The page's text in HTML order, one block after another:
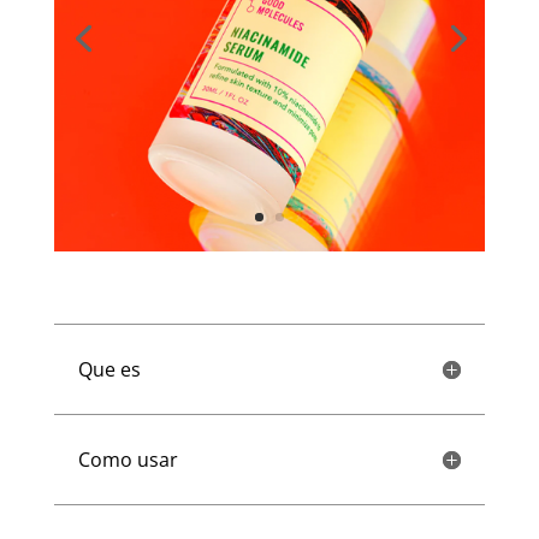
Que es
Como usar